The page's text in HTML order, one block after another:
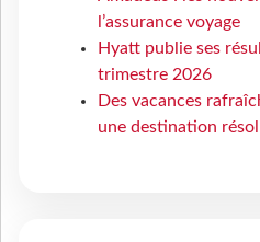
l’assurance voyage
Hyatt publie ses
trimestre 2026
Des vacances
une destination